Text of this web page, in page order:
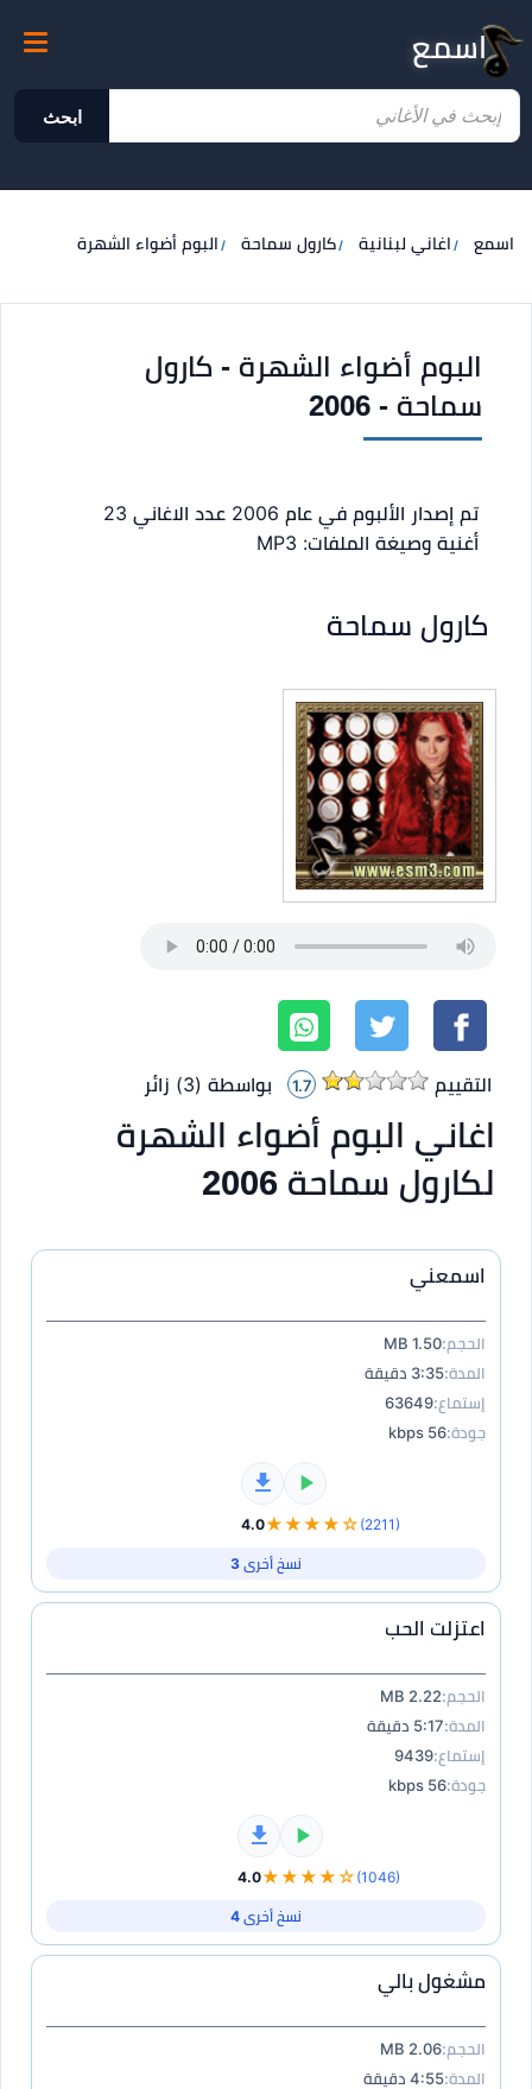
اسمع
ابحث
اسمع اغاني لبنانية كارول سماحة البوم أضواء الشهرة
البوم أضواء الشهرة - كارول
سماحة - 2006
تم إصدار الألبوم في عام 2006
عدد الاغاني 23
أغنية وصيغة الملفات: MP3
كارول سماحة
التقييم 1.7 بواسطة (3
) زائر
اغاني البوم أضواء الشهرة
لكارول سماحة 2006
اسمعني
الحجم:1.50 MB
المدة:3:35 دقيقة
إستماع:63649
جودة:56 kbps
4.0★★★★☆ (2211)
نسخ أخرى 3
اعتزلت الحب
الحجم:2.22 MB
المدة:5:17 دقيقة
إستماع:9439
جودة:56 kbps
4.0★★★★☆ (1046)
نسخ أخرى 4
مشغول بالي
الحجم:2.06 MB
المدة:4:55 دقيقة